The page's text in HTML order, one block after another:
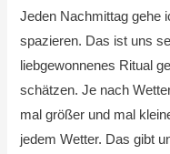
Jeden Nachmittag gehe
spazieren. Das ist uns
liebgewonnenes Ritual
schätzen. Je nach
mal größer und mal
jedem Wetter. Das gibt